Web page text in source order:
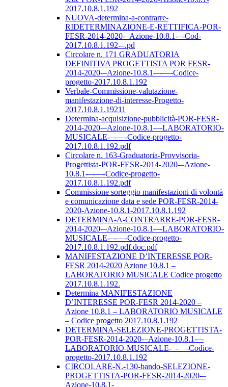
2017.10.8.1.192
NUOVA-determina-a-contrarre-
RIDETERMINAZIONE-E-RETTIFICA-POR-
FESR-2014-2020-–Azione-10.8.1-–-Cod-
2017.10.8.1.192-–.pd
Circolare n. 171 GRADUATORIA
DEFINITIVA PROGETTISTA POR FESR-
2014-2020-–Azione-10.8.1-–-––-Codice-
progetto-2017.10.8.1.192
Verbale-Commissione-valutazione-
manifestazione-di-interesse-Progetto-
2017.10.8.1.19211
Determina-acquisizione-pubblicità-POR-FESR-
2014-2020-–Azione-10.8.1-–-LABORATORIO-
MUSICALE-–-––-Codice-progetto-
2017.10.8.1.192.pdf
Circolare n. 163-Graduatoria-Provvisoria-
Progettista-POR-FESR-2014-2020-–Azione-
10.8.1-–-––-Codice-progetto-
2017.10.8.1.192.pdf
Commissione sorteggio manifestazioni di volontà
e comunicazione data e sede POR-FESR-2014-
2020-Azione-10.8.1-2017.10.8.1.192
DETERMINA-A-CONTRARRE-POR-FESR-
2014-2020-–Azione-10.8.1-–-LABORATORIO-
MUSICALE-–-––-Codice-progetto-
2017.10.8.1.192.pdf.doc.pdf
MANIFESTAZIONE D’INTERESSE POR-
FESR 2014-2020 Azione 10.8.1 –
LABORATORIO MUSICALE Codice progetto
2017.10.8.1.192.
Determina MANIFESTAZIONE
D’INTERESSE POR-FESR 2014-2020 –
Azione 10.8.1 – LABORATORIO MUSICALE
– Codice progetto 2017.10.8.1.192
DETERMINA-SELEZIONE-PROGETTISTA-
POR-FESR-2014-2020-–Azione-10.8.1-–-
LABORATORIO-MUSICALE-–-––-Codice-
progetto-2017.10.8.1.192
CIRCOLARE-N.-130-bando-SELEZIONE-
PROGETTISTA-POR-FESR-2014-2020-–
Azione-10.8.1-